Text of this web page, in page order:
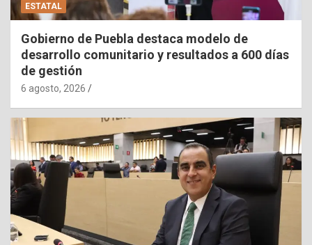
ESTATAL
Gobierno de Puebla destaca modelo de
desarrollo comunitario y resultados a 600 días
de gestión
6 agosto, 2026